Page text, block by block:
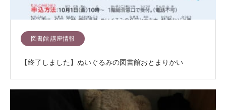
図書館 講座情報
【終了しました】ぬいぐるみの図書館おとまりかい